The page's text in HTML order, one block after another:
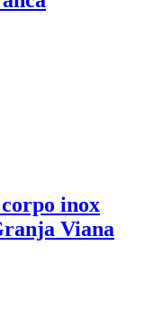
inox
Viana